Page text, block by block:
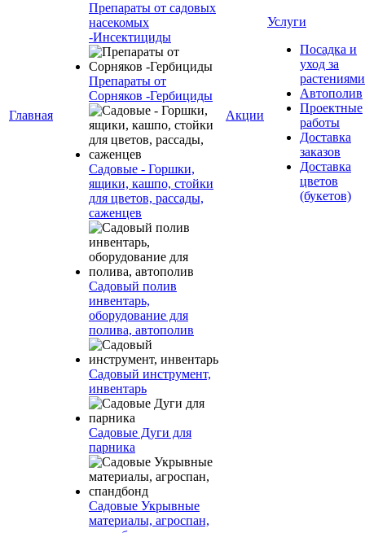
Главная
Препараты от садовых
насекомых
-Инсектициды
Препараты от
Сорняков -Гербициды
Садовые - Горшки,
ящики, кашпо, стойки
для цветов, рассады,
саженцев
Садовый полив
инвентарь,
оборудование для
полива, автополив
Садовый инструмент,
инвентарь
Садовые Дуги для
парника
Садовые Укрывные
материалы, агроспан,
Акции
Услуги
Посадка и
уход за
растениями
Автополив
Проектные
работы
Доставка
заказов
Доставка
цветов
(букетов)